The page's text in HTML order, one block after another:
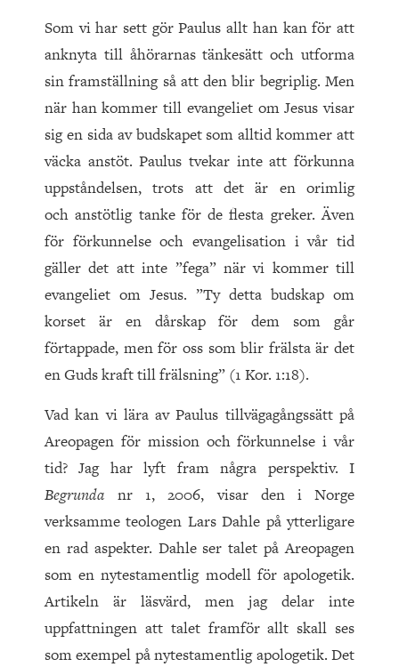
Som vi har sett gör Paulus allt han kan för att
anknyta till åhörarnas tänkesätt och utforma
sin framställning så att den blir begriplig. Men
när han kommer till evangeliet om Jesus visar
sig en sida av budskapet som alltid kommer att
väcka anstöt. Paulus tvekar inte att förkunna
uppståndelsen, trots att det är en orimlig
och anstötlig tanke för de flesta greker. Även
för förkunnelse och evangelisation i vår tid
gäller det att inte ”fega” när vi kommer till
evangeliet om Jesus. ”Ty detta budskap om
korset är en dårskap för dem som går
förtappade, men för oss som blir frälsta är det
en Guds kraft till frälsning” (1 Kor. 1:18).
Vad kan vi lära av Paulus tillvägagångssätt på
Areopagen för mission och förkunnelse i vår
tid? Jag har lyft fram några perspektiv. I
Begrundanr 1, 2006, visar den i Norge
verksamme teologen Lars Dahle på ytterligare
en rad aspekter. Dahle ser talet på Areopagen
som en nytestamentlig modell för apologetik.
Artikeln är läsvärd, men jag delar inte
uppfattningen att talet framför allt skall ses
som exempel på nytestamentlig apologetik. Det